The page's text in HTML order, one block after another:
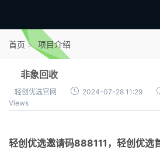
结算进度
团队长扶持
首页 项目介绍
非象回收
轻创优选官网 2024-07-28 11:29
Views
轻创优选邀请码888111， 轻创优选